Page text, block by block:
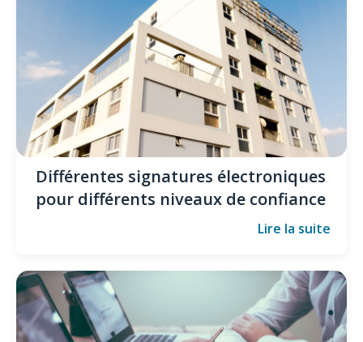
Différentes signatures électroniques
pour différents niveaux de confiance
Lire la suite